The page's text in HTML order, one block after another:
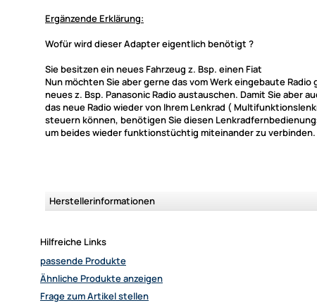
Ergänzende Erklärung:
Wofür wird dieser Adapter eigentlich benötigt ?
Sie besitzen ein neues Fahrzeug z. Bsp. einen Fiat
Nun möchten Sie aber gerne das vom Werk eingebaute Radio
neues z. Bsp. Panasonic Radio austauschen. Damit Sie aber
das neue Radio wieder von Ihrem Lenkrad (
steuern können, benötigen Sie diesen
um beides wieder funktionstüchtig miteinander zu verbinden.
Herstellerinformationen
Hilfreiche Links
passende Produkte
Ähnliche Produkte anzeigen
Frage zum Artikel stellen